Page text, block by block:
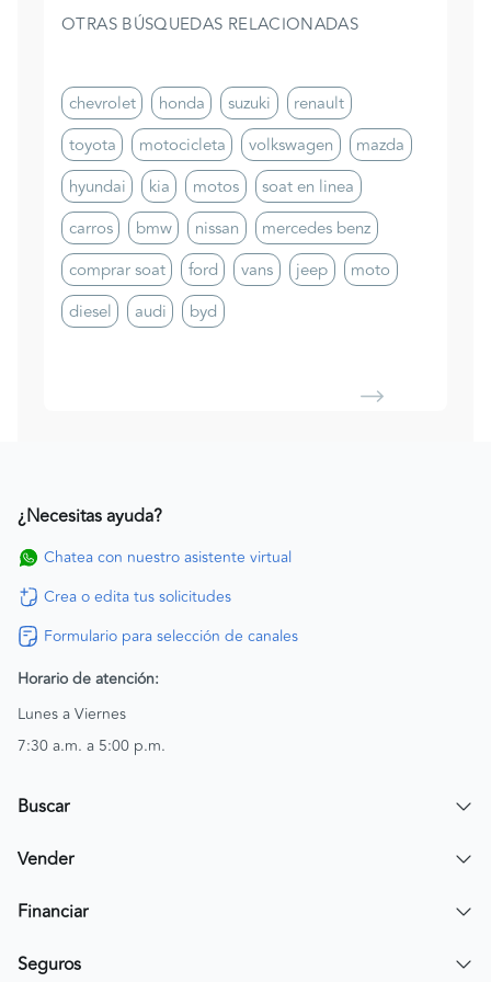
OTRAS BÚSQUEDAS RELACIONADAS
chevrolet honda suzuki
renault
toyota
motocicleta volkswagen
mazda
hyundai
kia motos
soat en linea
carros
bmw nissan
mercedes benz
comprar soat
ford vans jeep
moto
diesel
audi byd
¿Necesitas ayuda?
Chatea con nuestro asistente virtual
Crea o edita tus solicitudes
Formulario para selección de canales
Horario de atención:
Lunes a Viernes
7:30 a.m. a 5:00 p.m.
Buscar
Encuentra un carro
Vender
Publicar mi vehículo
Financiar
Simular crédito
Seguros